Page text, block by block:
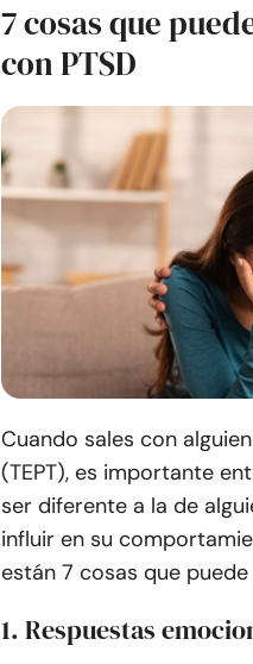
7 cosas que
con PTSD
Cuando sales con
(TEPT), es importante
ser diferente a la de
influir en su
están 7 cosas que
1. Respuestas